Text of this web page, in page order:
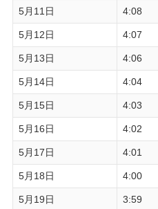
5月11日 4:08
5月12日 4:07
5月13日 4:06
5月14日 4:04
5月15日 4:03
5月16日 4:02
5月17日 4:01
5月18日 4:00
5月19日 3:59